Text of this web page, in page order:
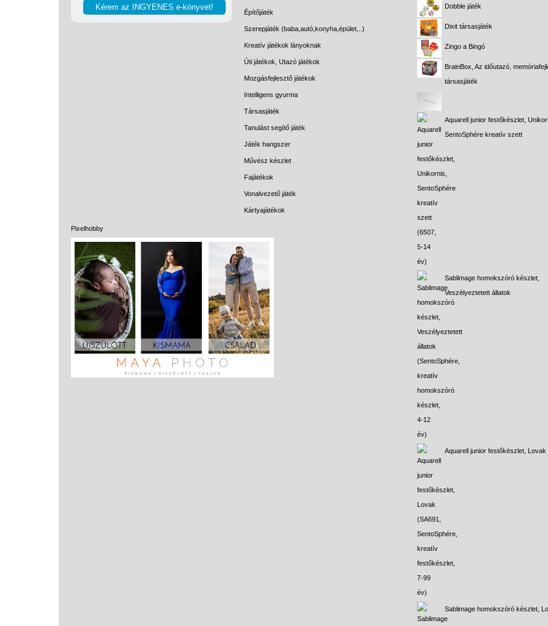
Pixelhobby
Építőjáték
Szerepjáték (baba,autó,konyha,épület,..)
Kreatív játékok lányoknak
Úti játékok, Utazó játékok
Mozgásfejlesztő játékok
Intelligens gyurma
Társasjáték
Tanulást segítő játék
Játék hangszer
Művész készlet
Fajátékok
Vonalvezető játék
Kártyajátékok
Dobble játék
Dixit társasjáték
Zingo a Bingó
BrainBox, Az időutazó,
társasjáték
Aquarell junior festőkészlet,
SentoSphére kreatív szett
Sablimage homokszóró készlet,
Veszélyeztetett állatok
Aquarell junior festőkészlet, Lovak
Sablimage homokszóró készlet,